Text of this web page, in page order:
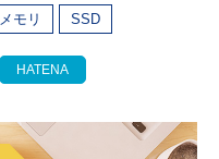
メモリ SSD
HATENA